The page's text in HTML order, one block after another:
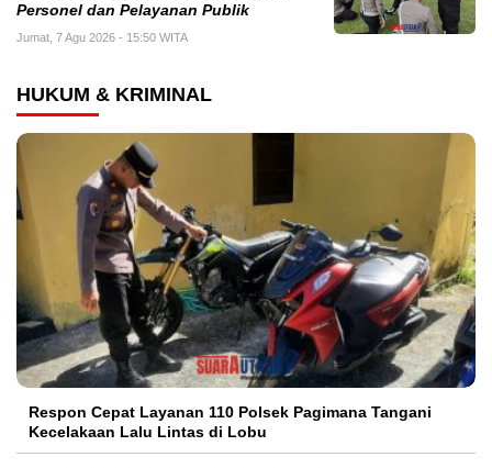
Personel dan Pelayanan Publik
Jumat, 7 Agu 2026 - 15:50 WITA
HUKUM & KRIMINAL
Respon Cepat Layanan 110 Polsek Pagimana Tangani
Kecelakaan Lalu Lintas di Lobu